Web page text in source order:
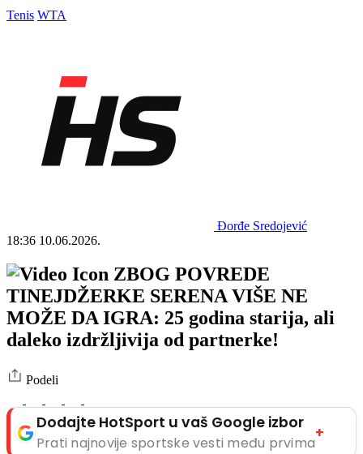
Tenis WTA
Đorđe Sredojević
18:36 10.06.2026.
ZBOG POVREDE
TINEJDŽERKE SERENA VIŠE NE
MOŽE DA IGRA: 25 godina starija, ali
daleko izdržljivija od partnerke!
Podeli
Dodajte HotSport u vaš Google izbor
Prati najnovije sportske vesti među prvima
+